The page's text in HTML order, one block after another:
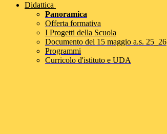
Didattica
Panoramica
Offerta formativa
I Progetti della Scuola
Documento del 15 maggio a.s. 25_26
Programmi
Curricolo d'istituto e UDA